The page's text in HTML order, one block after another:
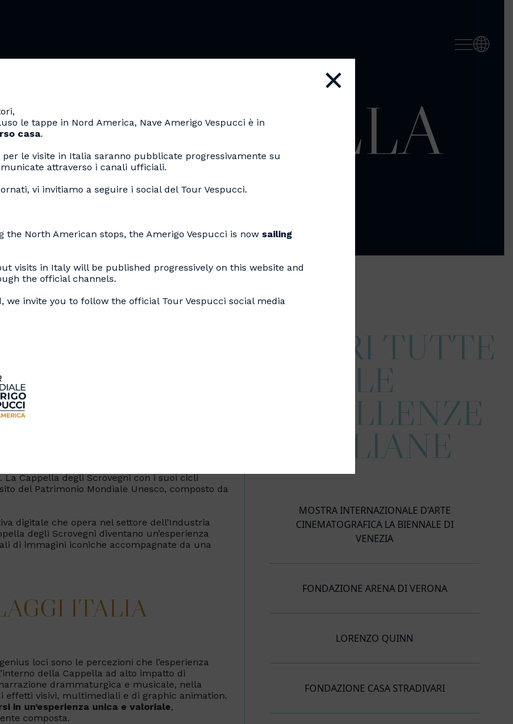
CAPPELLA
ricco banchiere padovano, acquista l’area
collegato a una Cappella destinata a oratorio
a navata unica, edificato tra il 1302 e il
secondo un programma iconografico
che renderanno la
Cappella degli Scrovegni con i suoi cicli
del Patrimonio Mondiale Unesco, composto da
digitale che opera nel settore dell’Industria
degli Scrovegni diventano un’esperienza
di immagini iconiche accompagnate da una
ITALIA
loci sono le percezioni che l’esperienza
della Cappella ad alto impatto di
drammaturgica e musicale, nella
visivi, multimediali e di graphic animation.
in un’esperienza unica e valoriale,
composta.
SCOPRI TUTTE
LE
ECCELLENZE
ITALIANE
MOSTRA INTERNAZIONALE D’ARTE
CINEMATOGRAFICA LA BIENNALE DI
VENEZIA
FONDAZIONE ARENA DI VERONA
LORENZO QUINN
FONDAZIONE CASA STRADIVARI
le tappe in Nord America, Nave Amerigo Vespucci è in
casa.
le visite in Italia saranno pubblicate progressivamente su
attraverso i canali ufficiali.
vi invitiamo a seguire i social del Tour Vespucci.
the North American stops, the Amerigo Vespucci is now sailing
visits in Italy will be published progressively on this website and
the official channels.
we invite you to follow the official Tour Vespucci social media
×